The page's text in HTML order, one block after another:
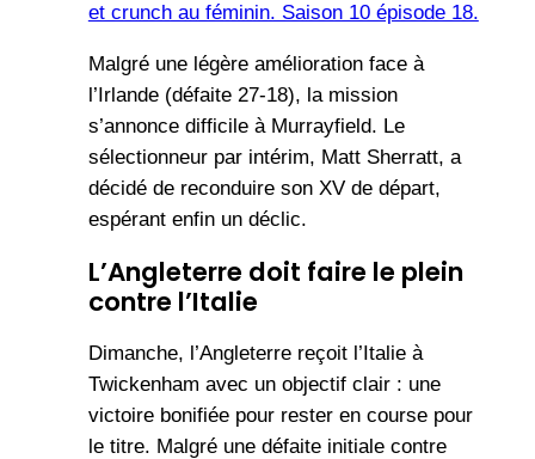
et crunch au féminin. Saison 10 épisode 18.
Malgré une légère amélioration face à
l’Irlande (défaite 27-18), la mission
s’annonce difficile à Murrayfield. Le
sélectionneur par intérim, Matt Sherratt, a
décidé de reconduire son XV de départ,
espérant enfin un déclic.
L’Angleterre doit faire le plein
contre l’Italie
Dimanche, l’Angleterre reçoit l’Italie à
Twickenham avec un objectif clair : une
victoire bonifiée pour rester en course pour
le titre. Malgré une défaite initiale contre